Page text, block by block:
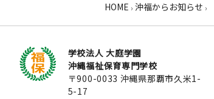
HOME › 沖福からお知らせ ›
学校法人 大庭学園
沖縄福祉保育専門学校
〒900-0033 沖縄県那覇市久米1-
5-17